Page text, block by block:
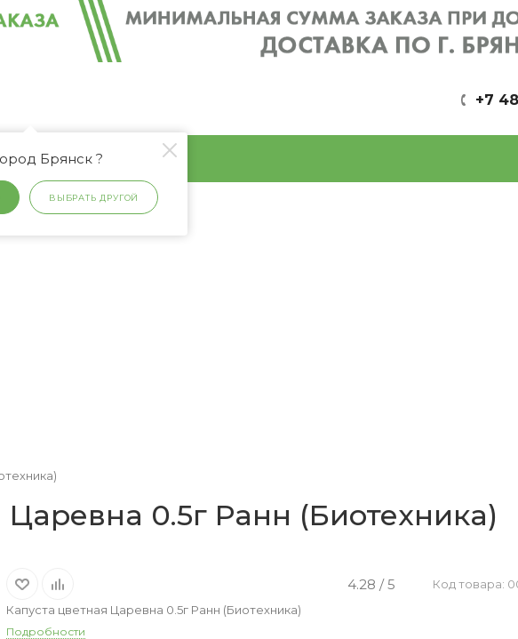
Брянск ?
ВЫБРАТЬ ДРУГОЙ
+7
Царевна 0.5г Ранн (Биотехника)
4.28 / 5
Код товара:
Капуста цветная Царевна 0.5г Ранн (Биотехника)
Подробности